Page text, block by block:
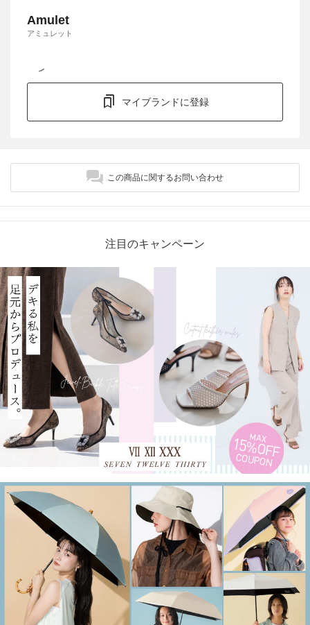
Amulet
アミュレット
マイブランドに登録
この商品に関するお問い合わせ
注目のキャンペーン